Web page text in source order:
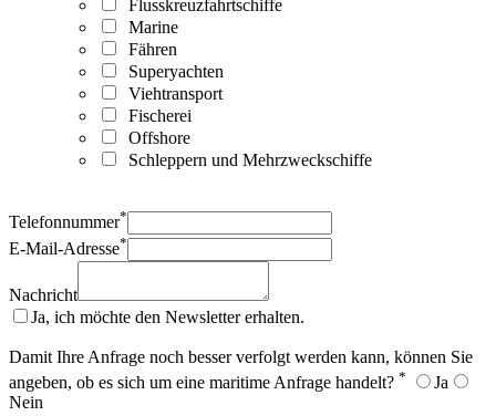
Flusskreuzfahrtschiffe
Marine
Fähren
Superyachten
Viehtransport
Fischerei
Offshore
Schleppern und Mehrzweckschiffe
Telefonnummer*
E-Mail-Adresse*
Nachricht
Ja, ich möchte den Newsletter erhalten.
Damit Ihre Anfrage noch besser verfolgt werden kann, können Sie
angeben, ob es sich um eine maritime Anfrage handelt? *
Ja
Nein